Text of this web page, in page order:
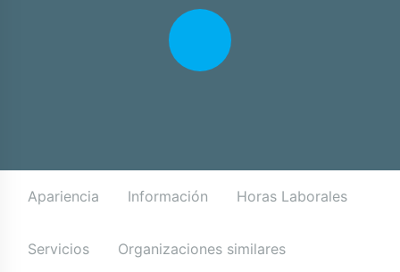
Apariencia Información Horas Laborales
Servicios Organizaciones similares